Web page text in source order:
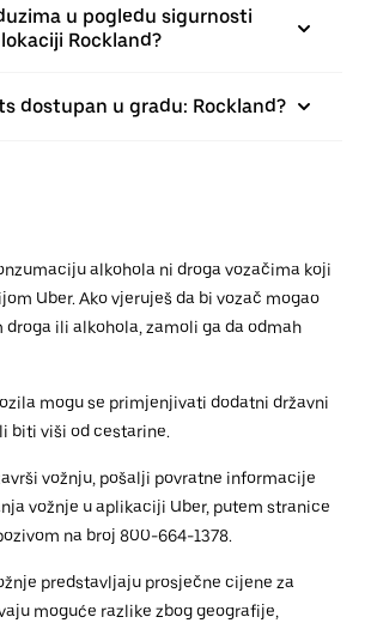
u pogledu sigurnosti
Rockland?
dostupan u gradu: Rockland?
alkohola ni droga vozačima koji
Uber. Ako vjeruješ da bi vozač mogao
ili alkohola, zamoli ga da odmah
mogu se primjenjivati dodatni državni
biti viši od cestarine.
vožnju, pošalji povratne informacije
vožnje u aplikaciji Uber, putem stranice
na broj 800-664-1378.
predstavljaju prosječne cijene za
moguće razlike zbog geografije,